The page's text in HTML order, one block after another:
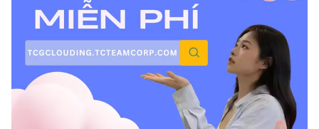
Liên hệ tòa soạn English
THỜI BÁO VTV